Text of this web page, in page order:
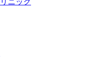
ニック